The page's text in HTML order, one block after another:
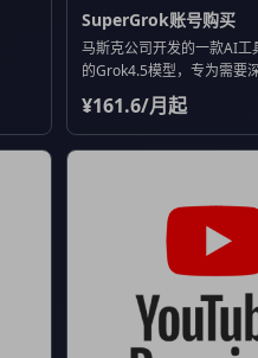
SuperGrok账号购买
马斯克公司开发的一款AI工
的Grok4.5模型，专为需要
推理功能的用户设计，适合
用。
¥161.6/月起